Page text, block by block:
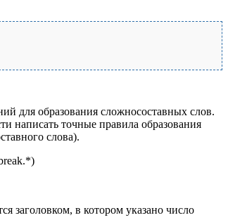
для образования сложносоставных слов.
написать точные правила образования
слова).
заголовком, в котором указано число